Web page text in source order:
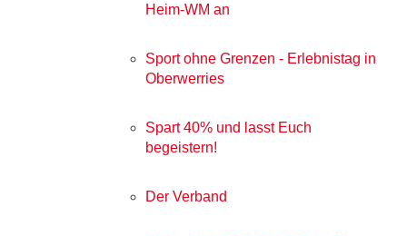
Heim-WM an
Sport ohne Grenzen - Erlebnistag in
Oberwerries
Spart 40% und lasst Euch
begeistern!
Der Verband